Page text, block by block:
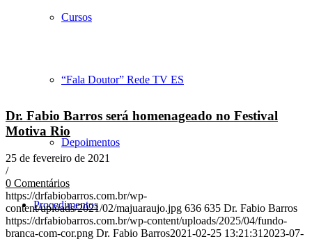
Cursos
“Fala Doutor” Rede TV ES
Depoimentos
Procedimentos
Dr. Fabio Barros será homenageado no Festival
Motiva Rio
25 de fevereiro de 2021
/
0 Comentários
https://drfabiobarros.com.br/wp-
content/uploads/2021/02/majuaraujo.jpg 636 635 Dr. Fabio Barros
https://drfabiobarros.com.br/wp-content/uploads/2025/04/fundo-
branca-com-cor.png Dr. Fabio Barros2021-02-25 13:21:31 2023-07-